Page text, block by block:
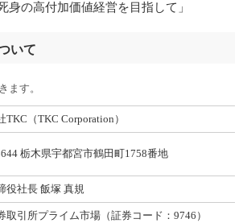
身の高付加価値経営を目指して」
いて
TKC（TKC Corporation）
栃木県宇都宮市鶴田町1758番地
役社長 飯塚 真規
取引所プライム市場（証券コード：9746）